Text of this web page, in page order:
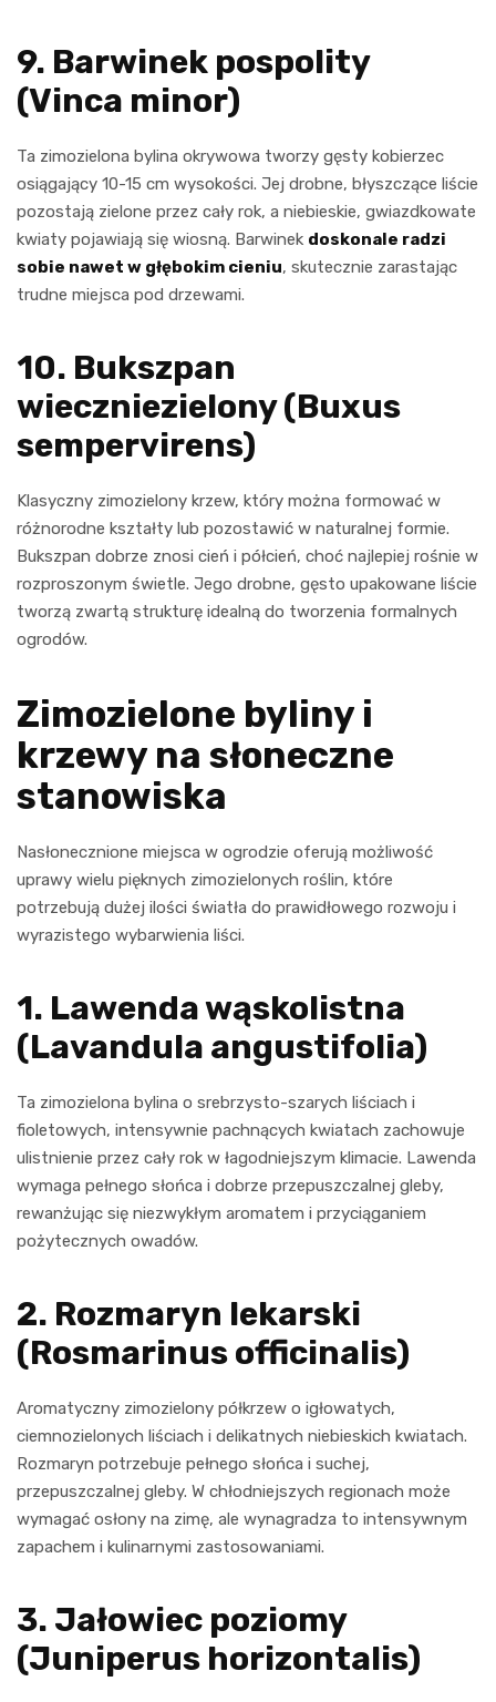
9. Barwinek pospolity
(Vinca minor)
Ta zimozielona bylina okrywowa tworzy gęsty kobierzec
osiągający 10-15 cm wysokości. Jej drobne, błyszczące liście
pozostają zielone przez cały rok, a niebieskie, gwiazdkowate
kwiaty pojawiają się wiosną. Barwinek doskonale radzi
sobie nawet w głębokim cieniu, skutecznie zarastając
trudne miejsca pod drzewami.
10. Bukszpan
wieczniezielony (Buxus
sempervirens)
Klasyczny zimozielony krzew, który można formować w
różnorodne kształty lub pozostawić w naturalnej formie.
Bukszpan dobrze znosi cień i półcień, choć najlepiej rośnie w
rozproszonym świetle. Jego drobne, gęsto upakowane liście
tworzą zwartą strukturę idealną do tworzenia formalnych
ogrodów.
Zimozielone byliny i
krzewy na słoneczne
stanowiska
Nasłonecznione miejsca w ogrodzie oferują możliwość
uprawy wielu pięknych zimozielonych roślin, które
potrzebują dużej ilości światła do prawidłowego rozwoju i
wyrazistego wybarwienia liści.
1. Lawenda wąskolistna
(Lavandula angustifolia)
Ta zimozielona bylina o srebrzysto-szarych liściach i
fioletowych, intensywnie pachnących kwiatach zachowuje
ulistnienie przez cały rok w łagodniejszym klimacie. Lawenda
wymaga pełnego słońca i dobrze przepuszczalnej gleby,
rewanżując się niezwykłym aromatem i przyciąganiem
pożytecznych owadów.
2. Rozmaryn lekarski
(Rosmarinus officinalis)
Aromatyczny zimozielony półkrzew o igłowatych,
ciemnozielonych liściach i delikatnych niebieskich kwiatach.
Rozmaryn potrzebuje pełnego słońca i suchej,
przepuszczalnej gleby. W chłodniejszych regionach może
wymagać osłony na zimę, ale wynagradza to intensywnym
zapachem i kulinarnymi zastosowaniami.
3. Jałowiec poziomy
(Juniperus horizontalis)